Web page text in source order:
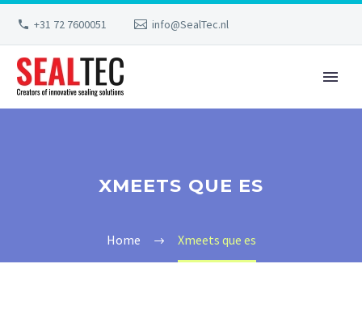
+31 72 7600051 info@SealTec.nl
XMEETS QUE ES
Home Xmeets que es